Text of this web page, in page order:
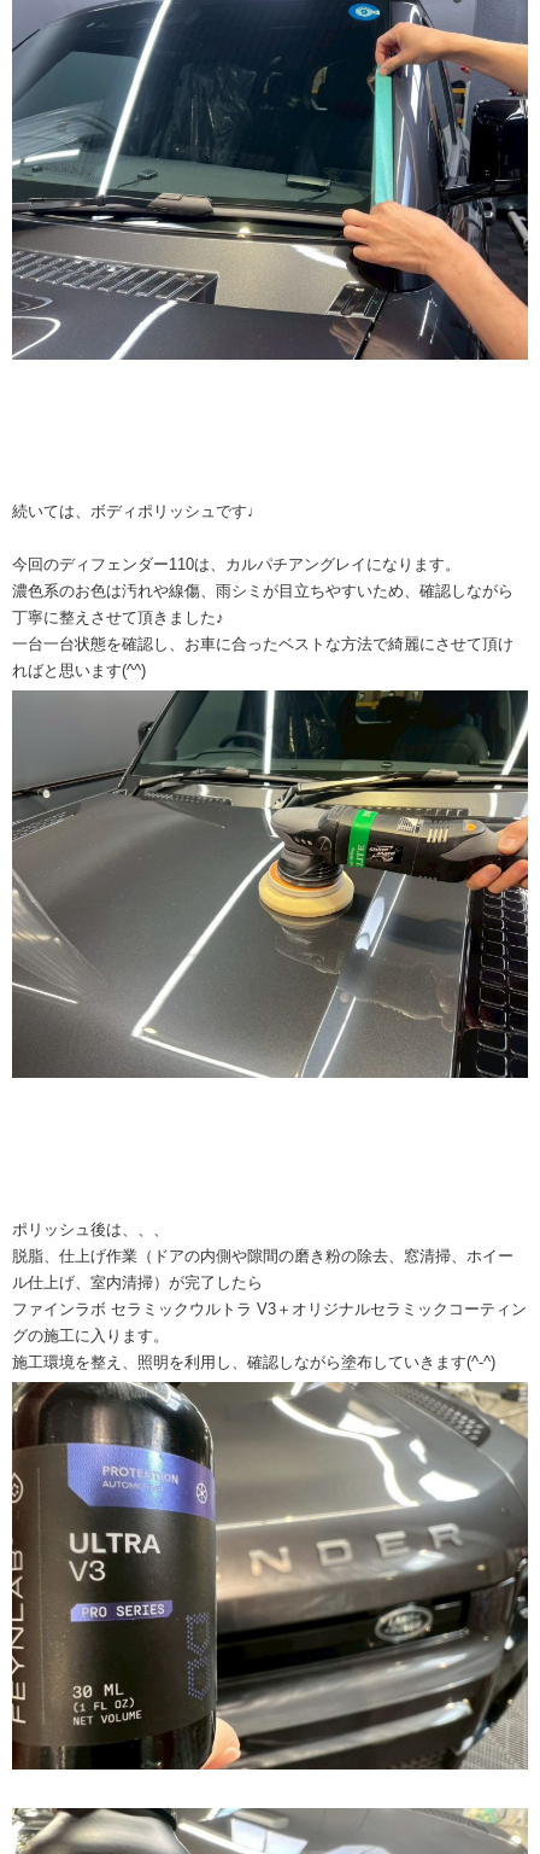
続いては、ボディポリッシュです♩
今回のディフェンダー110は、カルパチアングレイになります。
濃色系のお色は汚れや線傷、雨シミが目立ちやすいため、確認しながら
丁寧に整えさせて頂きました♪
一台一台状態を確認し、お車に合ったベストな方法で綺麗にさせて頂け
ればと思います(^^)
ポリッシュ後は、、、
脱脂、仕上げ作業（ドアの内側や隙間の磨き粉の除去、窓清掃、ホイー
ル仕上げ、室内清掃）が完了したら
ファインラボ セラミックウルトラ V3＋オリジナルセラミックコーティン
グの施工に入ります。
施工環境を整え、照明を利用し、確認しながら塗布していきます(^-^)